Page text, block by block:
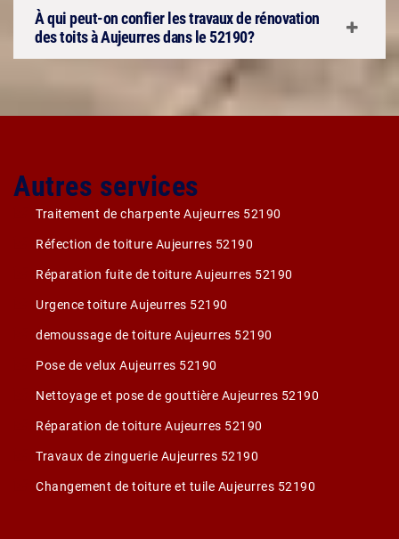
À qui peut-on confier les travaux de rénovation
des toits à Aujeurres dans le 52190?
Autres services
Traitement de charpente Aujeurres 52190
Réfection de toiture Aujeurres 52190
Réparation fuite de toiture Aujeurres 52190
Urgence toiture Aujeurres 52190
demoussage de toiture Aujeurres 52190
Pose de velux Aujeurres 52190
Nettoyage et pose de gouttière Aujeurres 52190
Réparation de toiture Aujeurres 52190
Travaux de zinguerie Aujeurres 52190
Changement de toiture et tuile Aujeurres 52190